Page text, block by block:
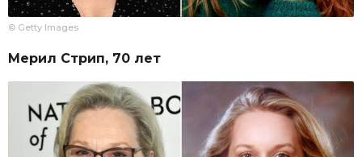
© Getty Images
Мерил Стрип, 70 лет